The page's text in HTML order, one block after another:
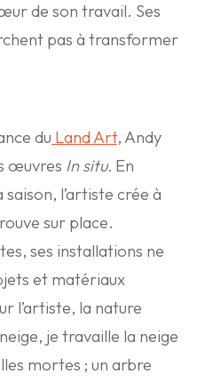
de son travail. Ses
pas à transformer
du Land Art, Andy
œuvres In situ. En
l’artiste crée à
sur place.
ses installations ne
et matériaux
l’artiste, la nature
je travaille la neige
mortes ; un arbre